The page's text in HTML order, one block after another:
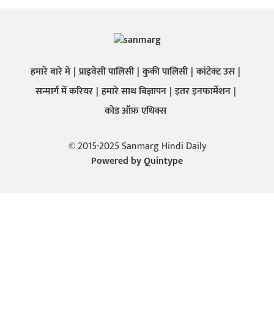
हमारे बारे में प्राइवेसी पालिसी कुकी पालिसी कांटेक्ट उस
सन्मार्ग में करियर हमारे साथ बिज्ञापन इतर इनफार्मेशन
कोड ऑफ़ एथिक्स
© 2015-2025 Sanmarg Hindi Daily
Powered byQuintype